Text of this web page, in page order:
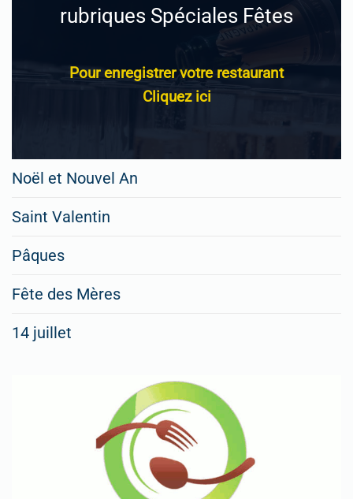
rubriques Spéciales Fêtes
Pour enregistrer votre restaurant
Cliquez ici
Noël et Nouvel An
Saint Valentin
Pâques
Fête des Mères
14 juillet